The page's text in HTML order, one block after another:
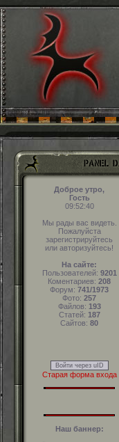
Доброе утро,
Гость
09:52:41
Мы рады вас видеть.
Пожалуйста
зарегистрируйтесь
или авторизуйтесь!
На сайте:
Пользователей: 9201
Коментариев: 208
Форум: 741/1973
Фото: 257
Файлов: 193
Статей: 187
Сайтов: 80
Войти через uID
Старая форма входа
Наш баннер: